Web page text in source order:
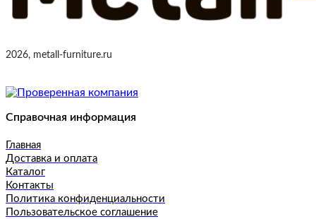
2026, metall-furniture.ru
Справочная информация
Главная
Доставка и оплата
Каталог
Контакты
Политика конфиденциальности
Пользовательское соглашение